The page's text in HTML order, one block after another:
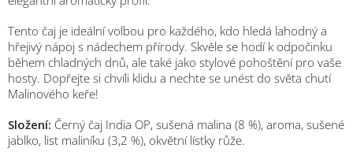
Tento čaj je ideální volbou pro každého, kdo hledá lahodný a
hřejivý nápoj s nádechem přírody. Skvěle se hodí k odpočinku
během chladných dnů, ale také jako stylové pohoštění pro vaše
hosty. Dopřejte si chvíli klidu a nechte se unést do světa chutí
Malinového keře!
Složení: Černý čaj India OP, sušená malina (8 %), aroma, sušené
jablko, list maliníku (3,2 %), okvětní lístky růže.